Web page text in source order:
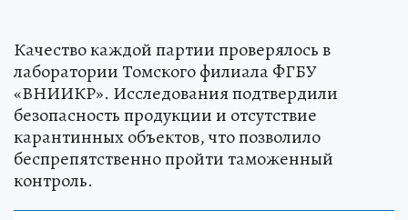
Качество каждой партии проверялось в
лаборатории Томского филиала ФГБУ
«ВНИИКР». Исследования подтвердили
безопасность продукции и отсутствие
карантинных объектов, что позволило
беспрепятственно пройти таможенный
контроль.